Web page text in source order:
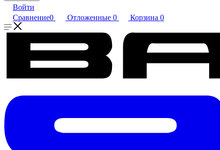
Войти
Сравнение0 Отложенные 0 Корзина 0